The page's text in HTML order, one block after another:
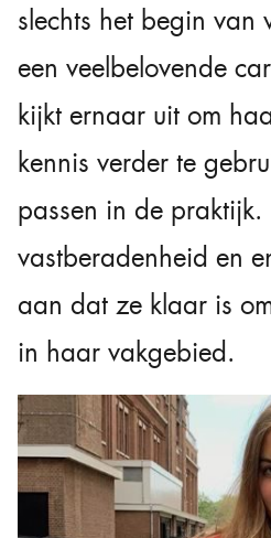
slechts het begin
een veelbelovende
kijkt ernaar uit om
kennis verder te
passen in de
vastberadenheid en
aan dat ze klaar is
in haar vakgebied.